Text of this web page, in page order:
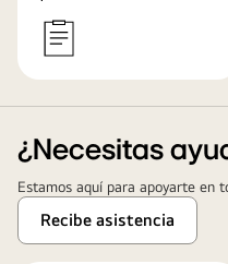
¿Necesitas
Estamos aquí para apoyarte en
Recibe asistencia